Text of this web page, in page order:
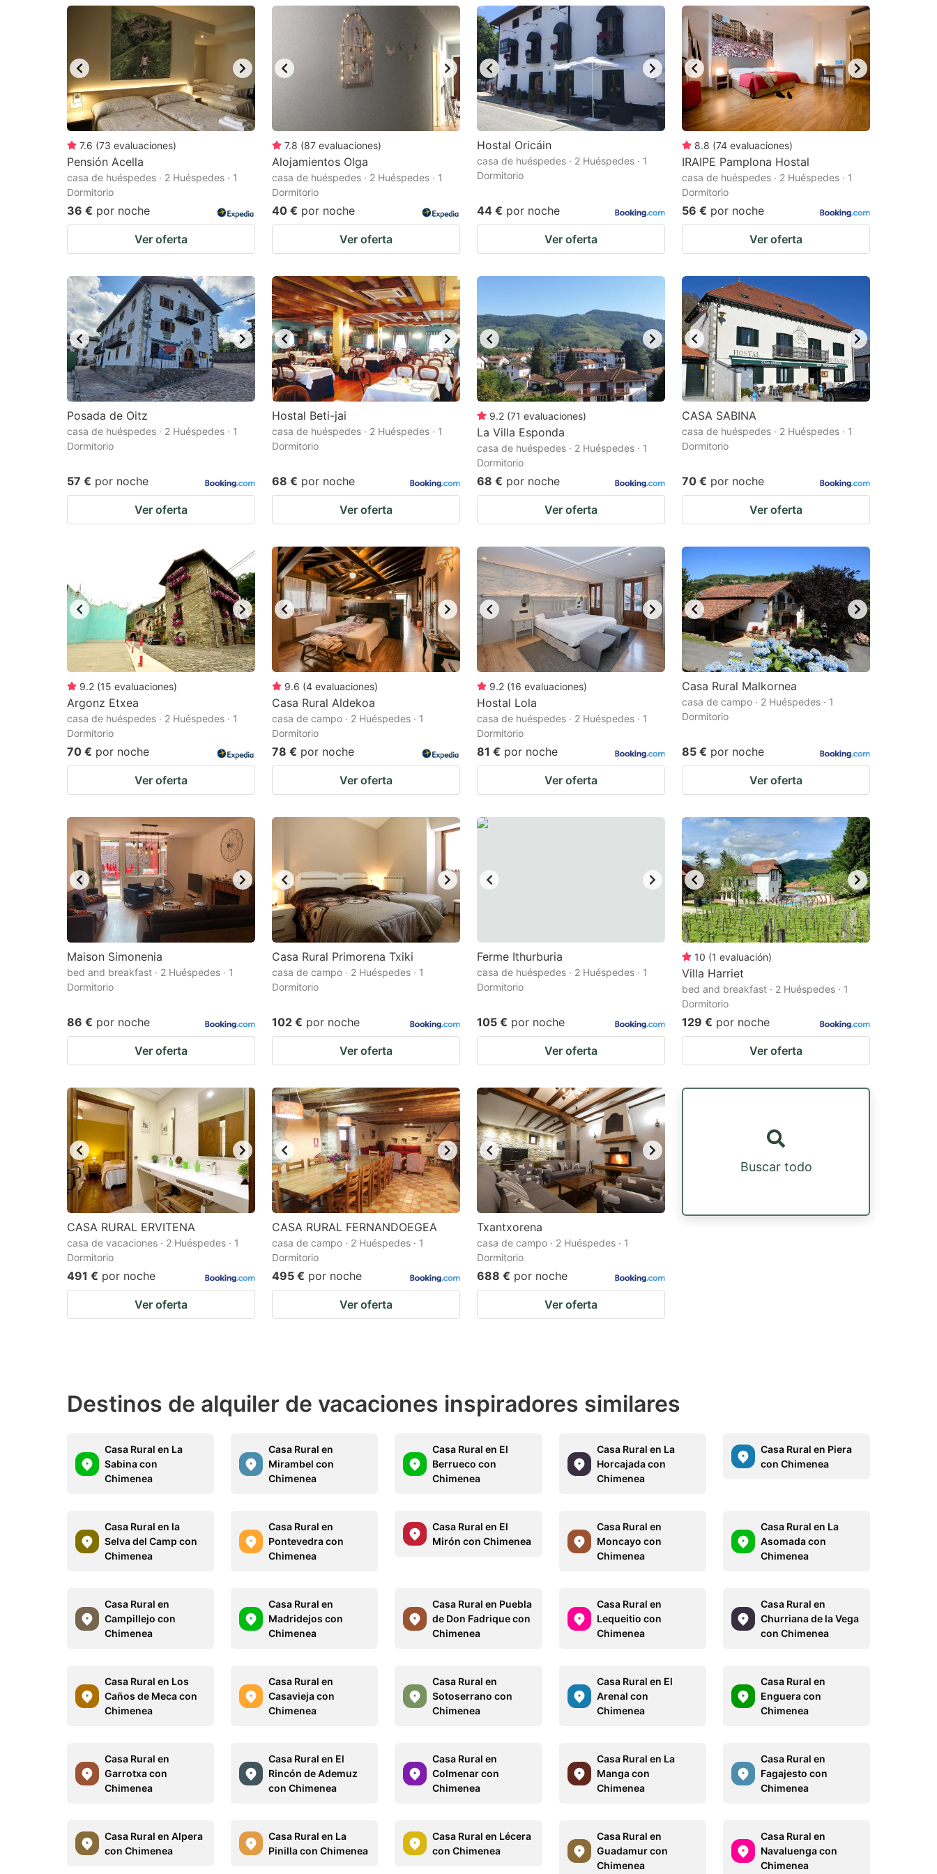
question
mark
key
to
get
the
keyboard
shortcuts
for
changing
dates.
question
keyboard
shortcuts
for
changing
dates.
7.6 (73 evaluaciones)
Pensión Acella
casa de huéspedes · 2 Huéspedes · 1
Dormitorio
36 € por noche
Ver oferta
7.8 (87 evaluaciones)
Alojamientos Olga
casa de huéspedes · 2 Huéspedes · 1
Dormitorio
40 € por noche
Ver oferta
Hostal Oricáin
casa de huéspedes · 2 Huéspedes · 1
Dormitorio
44 € por noche
Ver oferta
8.8 (74 evaluaciones)
IRAIPE Pamplona Hostal
casa de huéspedes · 2 Huéspedes · 1
Dormitorio
56 € por noche
Ver oferta
Posada de Oitz
casa de huéspedes · 2 Huéspedes · 1
Dormitorio
57 € por noche
Ver oferta
Hostal Beti-jai
casa de huéspedes · 2 Huéspedes · 1
Dormitorio
68 € por noche
Ver oferta
9.2 (71 evaluaciones)
La Villa Esponda
casa de huéspedes · 2 Huéspedes · 1
Dormitorio
68 € por noche
Ver oferta
CASA SABINA
casa de huéspedes · 2 Huéspedes · 1
Dormitorio
70 € por noche
Ver oferta
9.2 (15 evaluaciones)
Argonz Etxea
casa de huéspedes · 2 Huéspedes · 1
Dormitorio
70 € por noche
Ver oferta
9.6 (4 evaluaciones)
Casa Rural Aldekoa
casa de campo · 2 Huéspedes · 1
Dormitorio
78 € por noche
Ver oferta
9.2 (16 evaluaciones)
Hostal Lola
casa de huéspedes · 2 Huéspedes · 1
Dormitorio
81 € por noche
Ver oferta
Casa Rural Malkornea
casa de campo · 2 Huéspedes · 1
Dormitorio
85 € por noche
Ver oferta
Maison Simonenia
bed and breakfast · 2 Huéspedes · 1
Dormitorio
86 € por noche
Ver oferta
Casa Rural Primorena Txiki
casa de campo · 2 Huéspedes · 1
Dormitorio
102 € por noche
Ver oferta
Ferme Ithurburia
casa de huéspedes · 2 Huéspedes · 1
Dormitorio
105 € por noche
Ver oferta
10 (1 evaluación)
Villa Harriet
bed and breakfast · 2 Huéspedes · 1
Dormitorio
129 € por noche
Ver oferta
CASA RURAL ERVITENA
casa de vacaciones · 2 Huéspedes · 1
Dormitorio
491 € por noche
Ver oferta
CASA RURAL FERNANDOEGEA
casa de campo · 2 Huéspedes · 1
Dormitorio
495 € por noche
Ver oferta
Txantxorena
casa de campo · 2 Huéspedes · 1
Dormitorio
688 € por noche
Ver oferta
Buscar todo
Destinos de alquiler de vacaciones inspiradores similares
Casa Rural en La
Sabina con
Chimenea
Casa Rural en
Mirambel con
Chimenea
Casa Rural en El
Berrueco con
Chimenea
Casa Rural en La
Horcajada con
Chimenea
Casa Rural en Piera
con Chimenea
Casa Rural en la
Selva del Camp con
Chimenea
Casa Rural en
Pontevedra con
Chimenea
Casa Rural en El
Mirón con Chimenea
Casa Rural en
Moncayo con
Chimenea
Casa Rural en La
Asomada con
Chimenea
Casa Rural en
Campillejo con
Chimenea
Casa Rural en
Madridejos con
Chimenea
Casa Rural en Puebla
de Don Fadrique con
Chimenea
Casa Rural en
Lequeitio con
Chimenea
Casa Rural en
Churriana de la Vega
con Chimenea
Casa Rural en Los
Caños de Meca con
Chimenea
Casa Rural en
Casavieja con
Chimenea
Casa Rural en
Sotoserrano con
Chimenea
Casa Rural en El
Arenal con
Chimenea
Casa Rural en
Enguera con
Chimenea
Casa Rural en
Garrotxa con
Chimenea
Casa Rural en El
Rincón de Ademuz
con Chimenea
Casa Rural en
Colmenar con
Chimenea
Casa Rural en La
Manga con
Chimenea
Casa Rural en
Fagajesto con
Chimenea
Casa Rural en Alpera
con Chimenea
Casa Rural en La
Pinilla con Chimenea
Casa Rural en Lécera
con Chimenea
Casa Rural en
Guadamur con
Chimenea
Casa Rural en
Navaluenga con
Chimenea